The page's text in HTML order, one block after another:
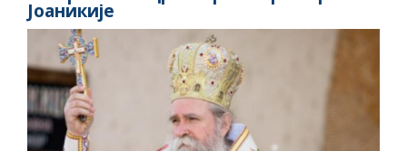
Јоаникије